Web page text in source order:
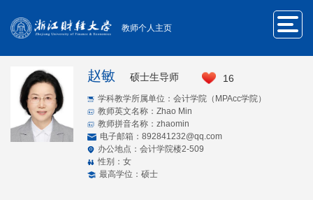
教师个人主页
赵敏 硕士生导师 16
学科教学所属单位：会计学院（MPAcc学院）
教师英文名称：Zhao Min
教师拼音名称：zhaomin
电子邮箱： 892841232@qq.com
办公地点：会计学院楼2-509
性别：女
最高学位：硕士